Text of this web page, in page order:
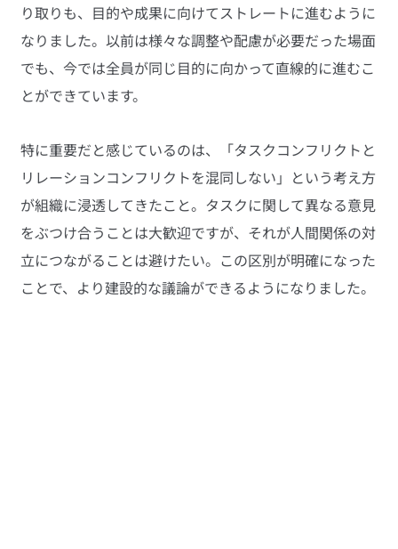
り取りも、目的や成果に向けてストレートに進むように
なりました。以前は様々な調整や配慮が必要だった場面
でも、今では全員が同じ目的に向かって直線的に進むこ
とができています。
特に重要だと感じているのは、「タスクコンフリクトと
リレーションコンフリクトを混同しない」という考え方
が組織に浸透してきたこと。タスクに関して異なる意見
をぶつけ合うことは大歓迎ですが、それが人間関係の対
立につながることは避けたい。この区別が明確になった
ことで、より建設的な議論ができるようになりました。